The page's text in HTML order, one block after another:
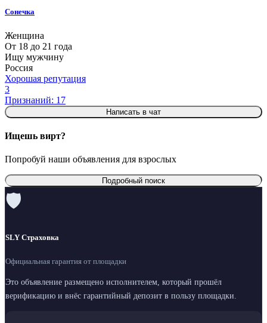
Сонечка
Женщина
От 18 до 21 года
Ищу мужчину
Россия
Хорошая репутация
3
Признаний: 17
Написать в чат
Ищешь вирт?
Попробуй наши объявления для взрослых
Подробный поиск
🛡
SLY Страховка
Официальная гарантия от площадки
Это объявление размещено исполнителем, который прошёл
верификацию и внёс гарантийный депозит в пользу площадки.